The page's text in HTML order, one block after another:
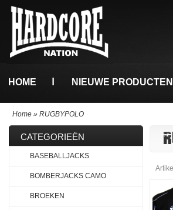
HOME NIEUWE PRODUCTEN
Home » RUGBYPOLO
Artikel
CATEGORIEËN
BASEBALLJACKS
BOMBERJACKS CAMO
BROEKEN